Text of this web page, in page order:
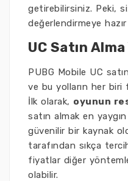
getirebilirsiniz. Peki,
değerlendirmeye hazır
UC Satın
PUBG Mobile UC
ve bu yolların her biri
İlk olarak, oyunun
satın almak en
güvenilir bir kaynak
tarafından sıkça
fiyatlar diğer
olabilir.